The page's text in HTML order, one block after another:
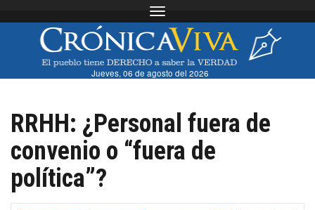
Toggle navigation
Jueves, 06 de agosto del 2026
RRHH: ¿Personal fuera de
convenio o “fuera de
política”?